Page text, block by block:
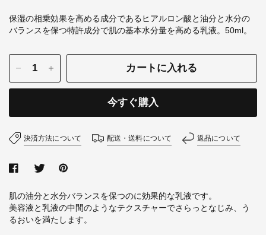
保湿の相乗効果を高める成分であるヒアルロン酸と油分と水分の
バランスを保つ特許成分で肌の基本水分量を高める乳液。50ml。
カートに入れる
今すぐ購入
決済方法について 配送・送料について 返品について
肌の油分と水分バランスを保つのに効果的な乳液です。
美容液と乳液の中間のようなテクスチャーでさらっとなじみ、う
るおいを満たします。